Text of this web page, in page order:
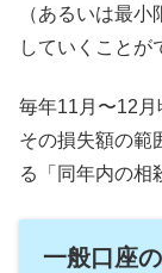
（あるいは最
していくことが
毎年11月〜12月
その損失額の範
る「同年内の相
一般口座